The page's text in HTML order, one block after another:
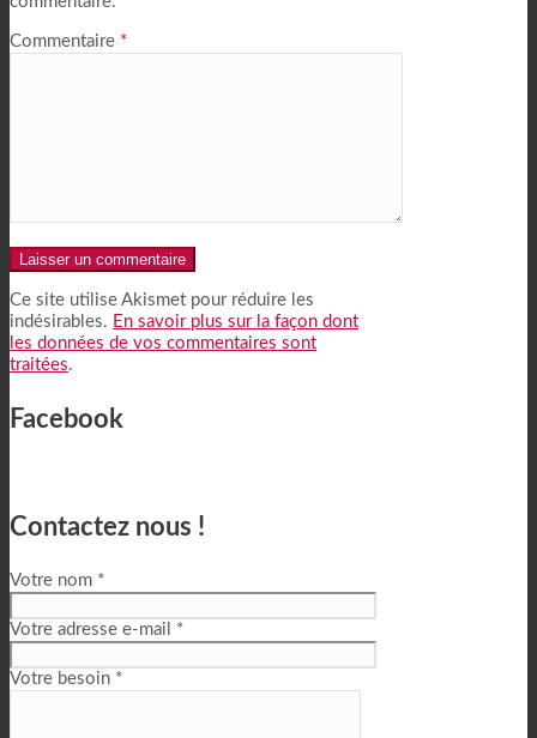
Commentaire *
Alternative:
Ce site utilise Akismet pour réduire les
indésirables. En savoir plus sur la façon dont
les données de vos commentaires sont
traitées.
Facebook
Contactez nous !
Votre nom *
Votre adresse e-mail *
Votre besoin *